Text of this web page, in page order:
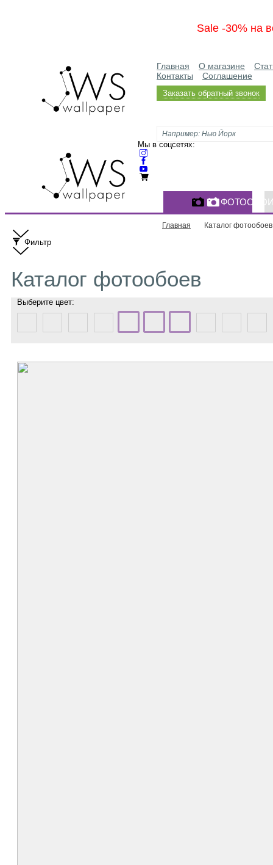
Sale -30% на
Главная О магазине
Контакты
Соглашение
Заказать обратный звонок
Мы в соцсетях:
Главная Каталог фотообоев
Фильтр
Каталог фотообоев
Выберите цвет: